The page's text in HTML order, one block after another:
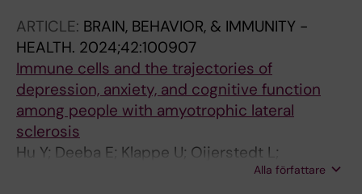
ARTICLE: BRAIN, BEHAVIOR, & IMMUNITY -
HEALTH. 2024;42:100907
Immune cells and the trajectories of
depression, anxiety, and cognitive function
among people with amyotrophic lateral
sclerosis
Hu Y; Deeba E; Klappe U; Oijerstedt L;
Andersson J; Ruffin N; Piehl F; Ingre C; Fang F;
Alla författare